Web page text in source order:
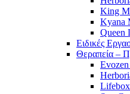
King
Kyana
Queen
Ειδικές
Θεραπεία –